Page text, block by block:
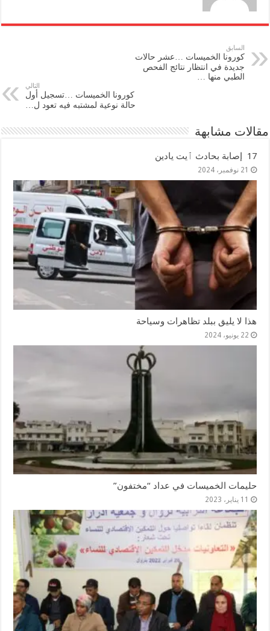
السابق
كورونا الخميسات …عشر حالات
جديدة في انتظار نتائج الفحص
الطبي منها …
التالي
كورونا الخميسات …تسجيل أول
حالة نوعية لمشتبه فيه تعود ل…
مقالات مشابهة
17 إصابة بحادث ٱيت يادين
21 نوفمبر، 2024
هذا لا يليق ببلد تظاهرات وسياحة
22 يونيو، 2024
حليمات الخميسات في عداد “مختفون”
11 يناير، 2023